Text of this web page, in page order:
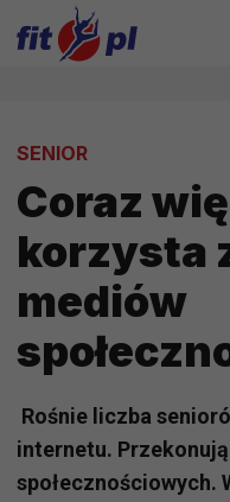
SENIOR
Coraz
korzysta
mediów
Rośnie liczba
internetu.
społecznościowych.